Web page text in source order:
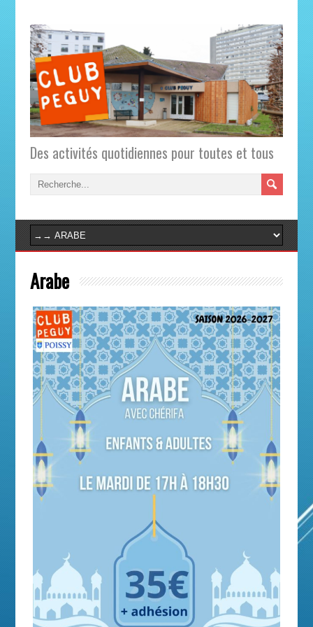
Des activités quotidiennes pour toutes et tous
Arabe